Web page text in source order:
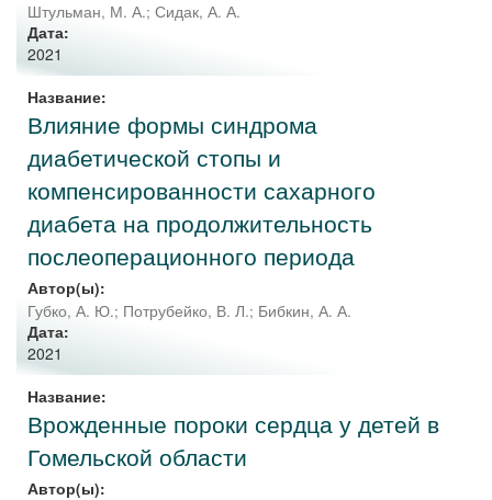
Штульман, М. А.; Сидак, А. А.
Дата:
2021
Название:
Влияние формы синдрома
диабетической стопы и
компенсированности сахарного
диабета на продолжительность
послеоперационного периода
Автор(ы):
Губко, А. Ю.; Потрубейко, В. Л.; Бибкин, А. А.
Дата:
2021
Название:
Врожденные пороки сердца у детей в
Гомельской области
Автор(ы):